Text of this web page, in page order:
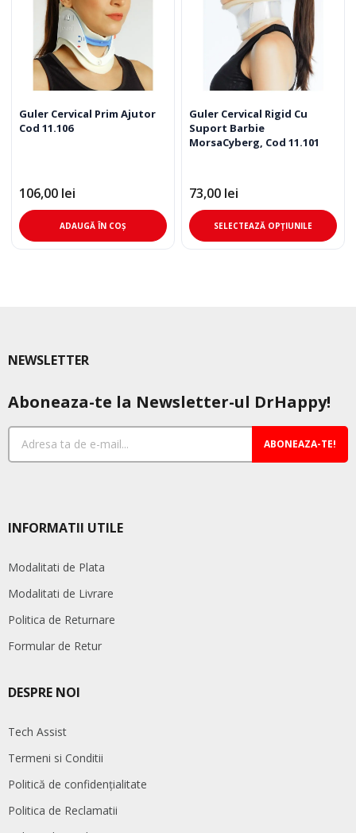
Guler Cervical Prim Ajutor
Cod 11.106
106,00 lei
ADAUGĂ ÎN COȘ
Guler Cervical Rigid Cu
Suport Barbie
MorsaCyberg, Cod 11.101
73,00 lei
SELECTEAZĂ OPȚIUNILE
NEWSLETTER
Aboneaza-te la Newsletter-ul DrHappy!
ABONEAZA-TE!
INFORMATII UTILE
Modalitati de Plata
Modalitati de Livrare
Politica de Returnare
Formular de Retur
DESPRE NOI
Tech Assist
Termeni si Conditii
Politică de confidențialitate
Politica de Reclamatii